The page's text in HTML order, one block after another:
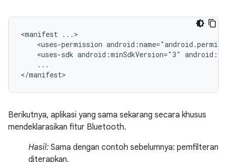
<manifest
<uses-permission
<uses-sdk android:minSdkVersion="3"
...
</manifest>
Berikutnya, aplikasi yang sama sekarang secara khusus
mendeklarasikan fitur Bluetooth.
Hasil: Sama dengan contoh sebelumnya: pemfilteran
diterapkan.